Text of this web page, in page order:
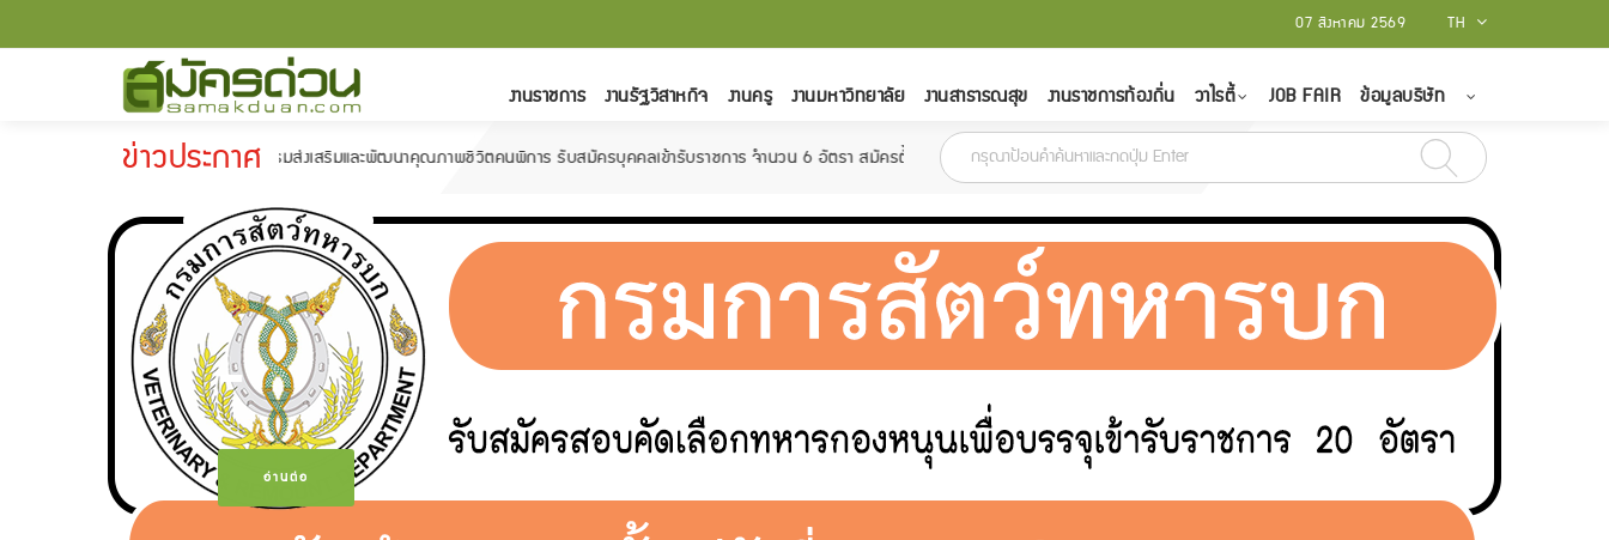
TH
07 สิงหาคม 2569
งานราชการ งานรัฐวิสาหกิจ งานครู งานมหาวิทยาลัย งานสาธารณสุข งานราชการท้องถิ่น วาไรตี้ JOB FAIR ข้อมูลบริษัท
ข่าวประกาศ
กรมส่งเสริมและพัฒนาคุณภาพชีวิตคนพิการ รับสมัครบุคคลเข้ารับราชการ จำนวน 6 อัตรา สมัครตั้งแต่วันที่ 18 กุมภาพันธ์ - 15 มีนาคม 2565 สถาบันบัณฑิตพัฒนศิลป์ รับสมัครบุคคลเป็นพนักงานราชการทั่วไป จ
-
อ่านต่อ